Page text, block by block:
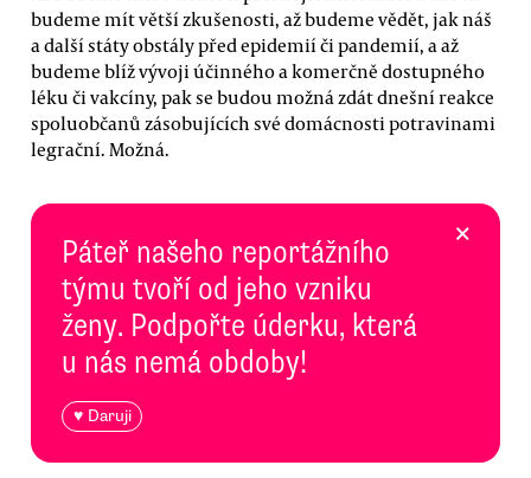
budeme mít větší zkušenosti, až budeme vědět, jak náš
a další státy obstály před epidemií či pandemií, a až
budeme blíž vývoji účinného a komerčně dostupného
léku či vakcíny, pak se budou možná zdát dnešní reakce
spoluobčanů zásobujících své domácnosti potravinami
legrační. Možná.
Páteř našeho reportážního
týmu tvoří od jeho vzniku
ženy. Podpořte úderku, která
u nás nemá obdoby!
♥ Daruji
×